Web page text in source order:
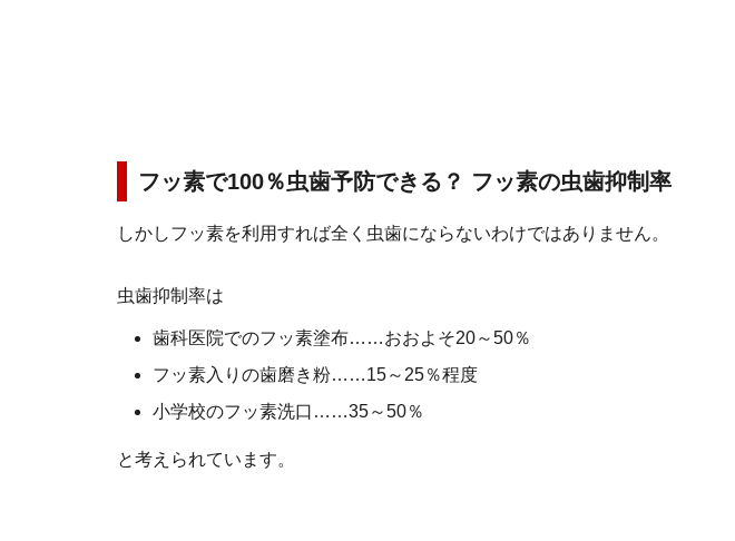
フッ素で100％虫歯予防できる？ フッ素の虫歯抑制率
しかしフッ素を利用すれば全く虫歯にならないわけではありません。
虫歯抑制率は
歯科医院でのフッ素塗布……おおよそ20～50％
フッ素入りの歯磨き粉……15～25％程度
小学校のフッ素洗口……35～50％
と考えられています。